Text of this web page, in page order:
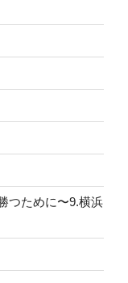
つために〜9.横浜